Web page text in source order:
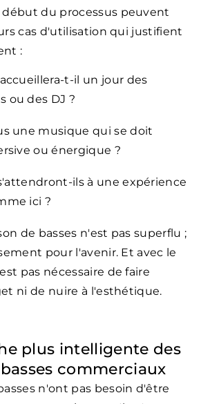
du processus peuvent
cas d'utilisation qui justifient
:
t-il un jour des
ou des DJ ?
une musique qui se doit
ou énergique ?
ils à une expérience
ici ?
de basses n'est pas superflu ;
pour l'avenir. Et avec le
pas nécessaire de faire
ni de nuire à l'esthétique.
plus intelligente des
commerciaux
n'ont pas besoin d'être